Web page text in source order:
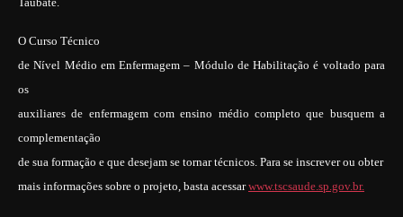
O Curso Técnico
de Nível Médio em Enfermagem – Módulo de Habilitaçãoé voltado para
os
auxiliares de enfermagem com ensino médio completo que busquem a
complementação
de sua formação e que desejam se tornar técnicos. Para se inscrever ou obter
mais informações sobre o projeto, basta acessarwww.tscsaude.sp.gov.br.